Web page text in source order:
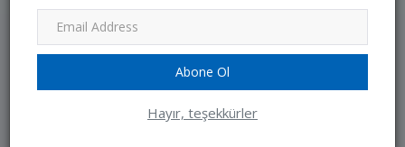
Abone Ol
Hayır, teşekkürler